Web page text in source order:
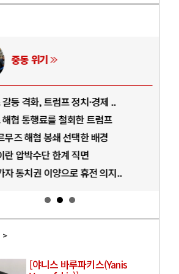
중동 위기
등 격화, 트럼프 정치·경제 ..
협 통행료를 철회한 트럼프
무즈 해협 봉쇄 선택한 배경
란 압박수단 한계 직면
자 통치권 이양으로 휴전 의지..
[야니스 바루파키스(Yanis